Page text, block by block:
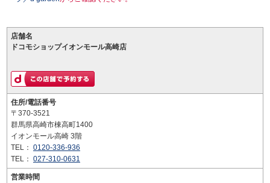
店舗名
ドコモショップイオンモール高崎店
住所/電話番号
〒370-3521
群馬県高崎市棟高町1400
イオンモール高崎 3階
TEL： 0120-336-936
TEL： 027-310-0631
営業時間